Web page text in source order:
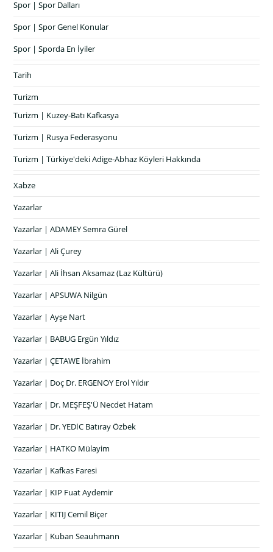
Spor | Spor Dalları
Spor | Spor Genel Konular
Spor | Sporda En İyiler
Tarih
Turizm
Turizm | Kuzey-Batı Kafkasya
Turizm | Rusya Federasyonu
Turizm | Türkiye'deki Adige-Abhaz Köyleri Hakkında
Xabze
Yazarlar
Yazarlar | ADAMEY Semra Gürel
Yazarlar | Ali Çurey
Yazarlar | Ali İhsan Aksamaz (Laz Kültürü)
Yazarlar | APSUWA Nilgün
Yazarlar | Ayşe Nart
Yazarlar | BABUG Ergün Yıldız
Yazarlar | ÇETAWE İbrahim
Yazarlar | Doç Dr. ERGENOY Erol Yıldır
Yazarlar | Dr. MEŞFEŞ'Ü Necdet Hatam
Yazarlar | Dr. YEDİC Batıray Özbek
Yazarlar | HATKO Mülayim
Yazarlar | Kafkas Faresi
Yazarlar | KIP Fuat Aydemir
Yazarlar | KITIJ Cemil Biçer
Yazarlar | Kuban Seauhmann